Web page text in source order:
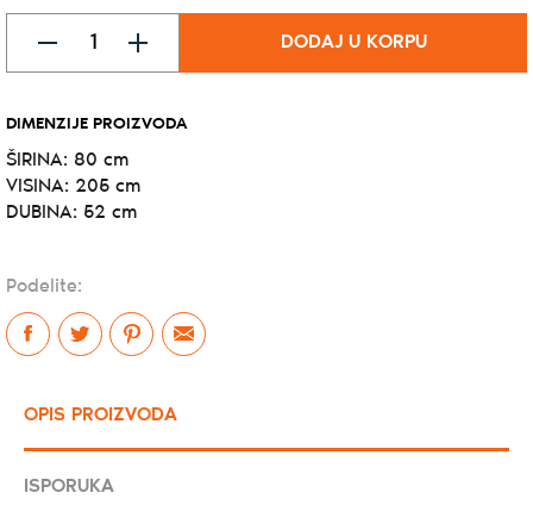
DODAJ U KORPU
DIMENZIJE PROIZVODA
ŠIRINA: 80 cm
VISINA: 205 cm
DUBINA: 52 cm
Podelite:
OPIS PROIZVODA
ISPORUKA